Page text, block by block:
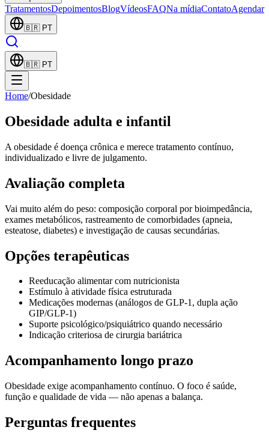
TratamentosDepoimentosBlogVídeosFAQNa mídiaContatoAgendar
🇧🇷 PT
🇧🇷 PT
Home/Obesidade
Obesidade adulta e infantil
A obesidade é doença crônica e merece tratamento contínuo,
individualizado e livre de julgamento.
Avaliação completa
Vai muito além do peso: composição corporal por bioimpedância,
exames metabólicos, rastreamento de comorbidades (apneia,
esteatose, diabetes) e investigação de causas secundárias.
Opções terapêuticas
Reeducação alimentar com nutricionista
Estímulo à atividade física estruturada
Medicações modernas (análogos de GLP-1, dupla ação
GIP/GLP-1)
Suporte psicológico/psiquiátrico quando necessário
Indicação criteriosa de cirurgia bariátrica
Acompanhamento longo prazo
Obesidade exige acompanhamento contínuo. O foco é saúde,
função e qualidade de vida — não apenas a balança.
Perguntas frequentes